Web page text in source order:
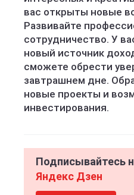
вас открыты новые
Развивайте
сотрудничество. У
новый источник
сможете обрести
завтрашнем дне.
новые проекты и
инвестирования.
Подписывайтесь
Яндекс Дзен